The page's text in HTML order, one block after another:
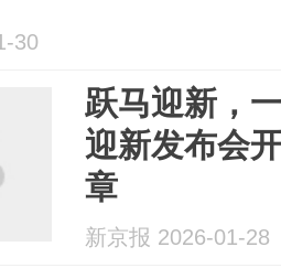
30
跃马迎新，
迎新发布会
章
新京报 2026-01-28